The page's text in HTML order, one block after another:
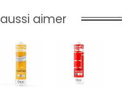
aimer